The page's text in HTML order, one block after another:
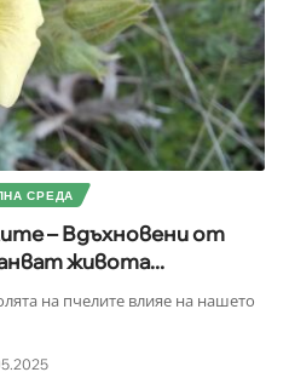
СРЕДА
– Вдъхновени от
живота...
на пчелите влияе на нашето